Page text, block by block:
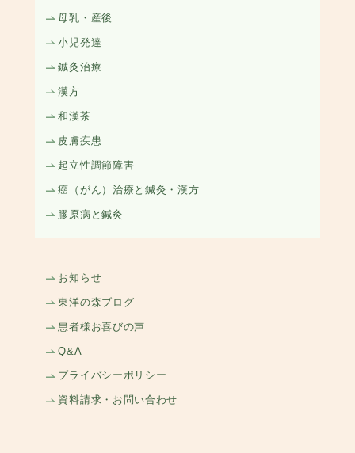
母乳・産後
小児発達
鍼灸治療
漢方
和漢茶
皮膚疾患
起立性調節障害
癌（がん）治療と鍼灸・漢方
膠原病と鍼灸
お知らせ
東洋の森ブログ
患者様お喜びの声
Q&A
プライバシーポリシー
資料請求・お問い合わせ